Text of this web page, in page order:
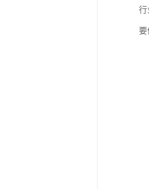
行
要